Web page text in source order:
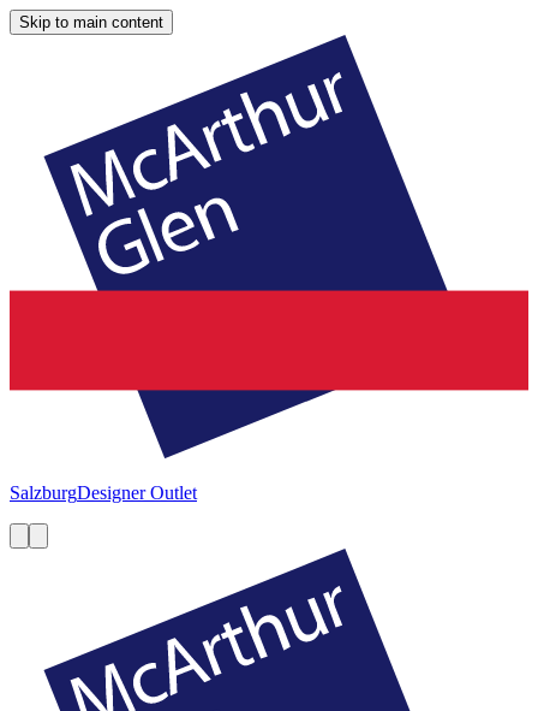
Skip to main content
SalzburgDesigner Outlet